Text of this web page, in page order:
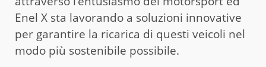
Enel X sta lavorando a soluzioni innovative
per garantire la ricarica di questi veicoli nel
modo più sostenibile possibile.